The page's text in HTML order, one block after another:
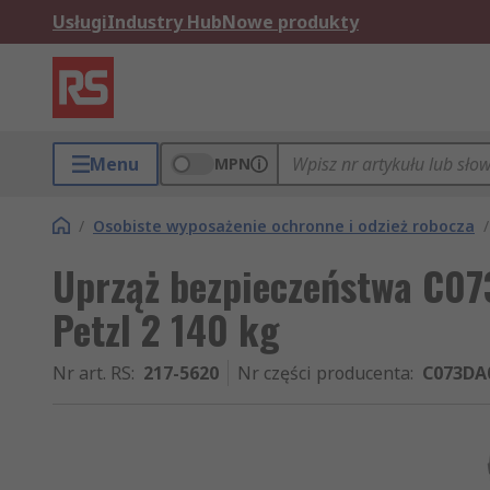
UsługiIndustry HubNowe produkty
Menu MPN
/ Osobiste wyposażenie ochronne i odzież robocza /
Uprząż bezpieczeństwa
Petzl 2 140 kg
Nr art. RS: 217-5620 Nr części producenta: